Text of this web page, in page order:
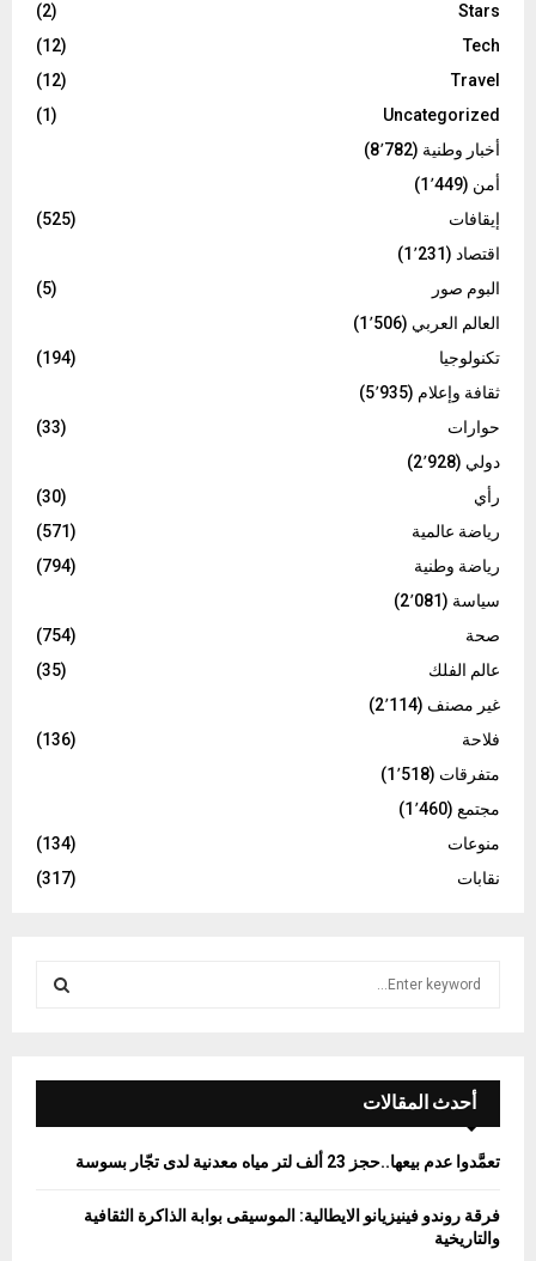
Stars
(2)
Tech
(12)
Travel
(12)
Uncategorized
(1)
أخبار وطنية (8٬782)
أمن (1٬449)
إيقافات
(525)
اقتصاد (1٬231)
البوم صور
(5)
العالم العربي (1٬506)
تكنولوجيا
(194)
ثقافة وإعلام (5٬935)
حوارات
(33)
دولي (2٬928)
رأي
(30)
رياضة عالمية
(571)
رياضة وطنية
(794)
سياسة (2٬081)
صحة
(754)
عالم الفلك
(35)
غير مصنف (2٬114)
فلاحة
(136)
متفرقات (1٬518)
مجتمع (1٬460)
منوعات
(134)
نقابات
(317)
f
r
E
A
أحدث المقالات
تعمَّدوا عدم بيعها..حجز 23 ألف لتر مياه معدنية لدى تجّار بسوسة
فرقة روندو فينيزيانو الايطالية: الموسيقى بوابة الذاكرة الثقافية
والتاريخية